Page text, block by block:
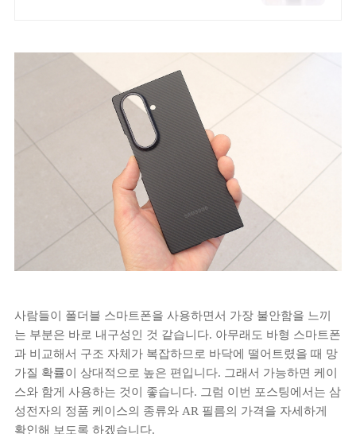
사람들이 폴더블 스마트폰을 사용하면서 가장 불안함을 느끼
는 부분은 바로 내구성인 것 같습니다. 아무래도 바형 스마트폰
과 비교해서 구조 자체가 복잡하므로 바닥에 떨어트렸을 때 망
가질 확률이 상대적으로 높은 편입니다. 그래서 가능하면 케이
스와 함게 사용하는 것이 좋습니다. 그럼 이번 포스팅에서는 삼
성전자의 정품 케이스의 종류와 AR 필름의 가격을 자세하게
확인해 보도록 하겠습니다.